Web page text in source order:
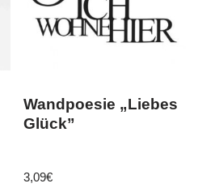
Wandpoesie „Liebes
Glück”
3,09€